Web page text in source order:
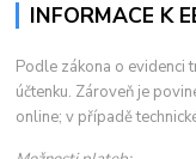
INFORMACE K
Podle zákona o evidenci
účtenku. Zároveň je
online; v případě